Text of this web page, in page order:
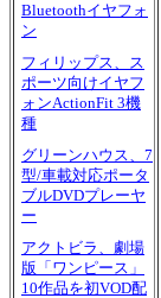
Bluetoothイヤフォ
ン
フィリップス、ス
ポーツ向けイヤフ
ォンActionFit 3機
種
グリーンハウス、7
型/車載対応ポータ
ブルDVDプレーヤ
ー
アクトビラ、劇場
版「ワンピース」
10作品を初VOD配